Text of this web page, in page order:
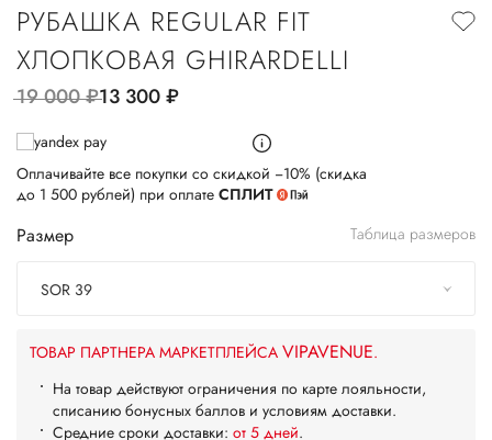
РУБАШКА REGULAR FIT
ХЛОПКОВАЯ GHIRARDELLI
19 000руб.13 300руб.
Оплачивайте все покупки со скидкой −10% (скидка
до 1 500 рублей) при оплате СПЛИТ
Размер Таблица размеров
SOR 39
ТОВАР ПАРТНЕРА МАРКЕТПЛЕЙСА VIPAVENUE.
На товар действуют ограничения по карте лояльности,
списанию бонусных баллов и условиям доставки.
Средние сроки доставки: от 5 дней.